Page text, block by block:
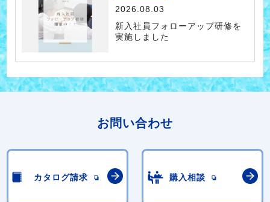
2026.08.03
新入社員フォローアップ研修を
実施しました
お問い合わせ
カタログ請求 購入相談